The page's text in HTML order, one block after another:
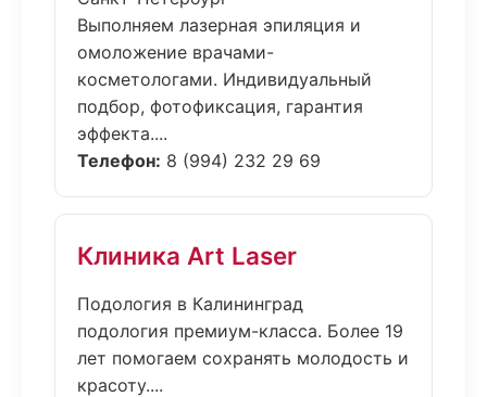
Выполняем лазерная эпиляция и
омоложение врачами-
косметологами. Индивидуальный
подбор, фотофиксация, гарантия
эффекта....
Телефон: 8 (994) 232 29 69
Клиника Art Laser
Подология в Калининград
подология премиум-класса. Более 19
лет помогаем сохранять молодость и
красоту....